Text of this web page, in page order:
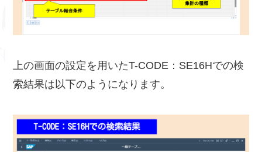
上の画面の設定を用いたT-CODE：SE16Hでの検
索結果は以下のようになります。